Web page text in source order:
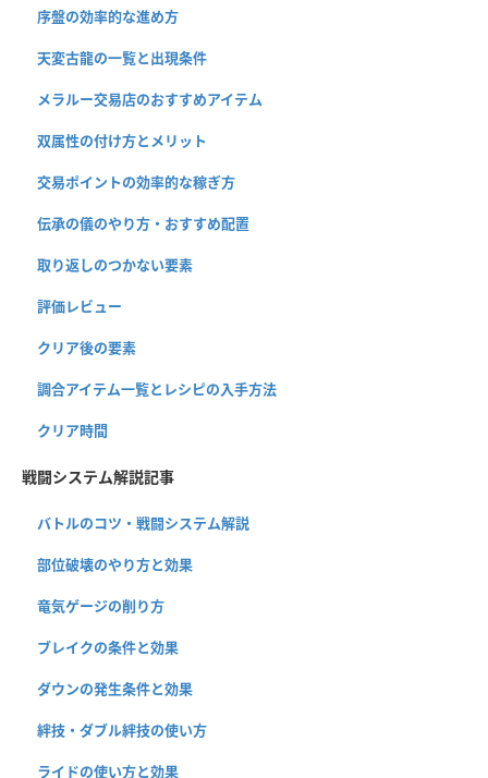
序盤の効率的な進め方
天変古龍の一覧と出現条件
メラルー交易店のおすすめアイテム
双属性の付け方とメリット
交易ポイントの効率的な稼ぎ方
伝承の儀のやり方・おすすめ配置
取り返しのつかない要素
評価レビュー
クリア後の要素
調合アイテム一覧とレシピの入手方法
クリア時間
戦闘システム解説記事
バトルのコツ・戦闘システム解説
部位破壊のやり方と効果
竜気ゲージの削り方
ブレイクの条件と効果
ダウンの発生条件と効果
絆技・ダブル絆技の使い方
ライドの使い方と効果